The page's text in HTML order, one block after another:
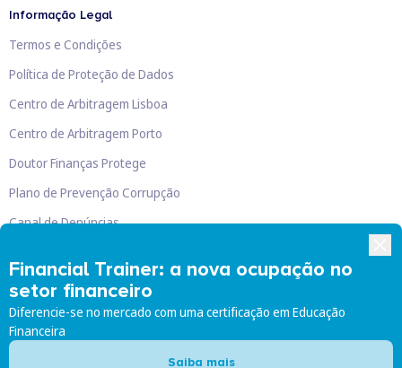
Financial Trainer: a nova ocupação no
setor financeiro
Diferencie-se no mercado com uma certificação em Educação
Financeira
Saiba mais
Informação Legal
Termos e Condições
Política de Proteção de Dados
Centro de Arbitragem Lisboa
Centro de Arbitragem Porto
Doutor Finanças Protege
Plano de Prevenção Corrupção
Canal de Denúncias
Doutor Finanças, Lda